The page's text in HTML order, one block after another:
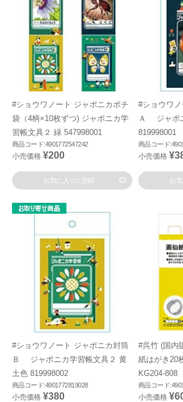
#ショウワノート ジャポニカポチ
袋（4柄×10枚ずつ) ジャポニカ学
習帳文具２ 緑 547998001
商品コード:4901772547242
小売価格 ¥200
お気に入りに登録
#ショウワ
Ａ ジャポ
819998001
商品コード
小売価格
お
#ショウワノート ジャポニカ封筒
Ｂ ジャポニカ学習帳文具２ 黄
土色 819998002
商品コード:4901772819028
小売価格 ¥380
#呉竹 (国内
紙はがき20
KG204-808
商品コード
小売価格